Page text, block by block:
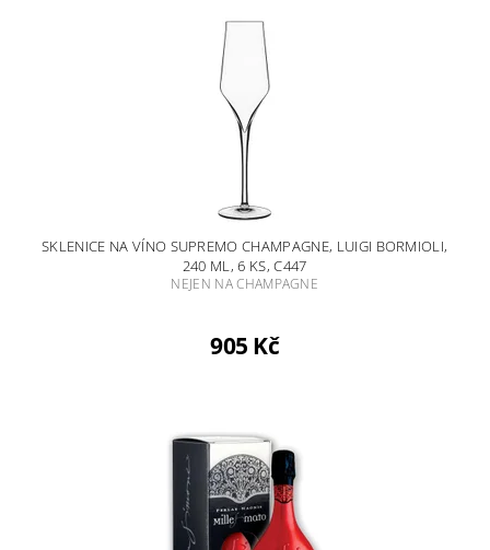
SKLENICE NA VÍNO SUPREMO CHAMPAGNE, LUIGI BORMIOLI,
240 ML, 6 KS, C447
NEJEN NA CHAMPAGNE
905 Kč